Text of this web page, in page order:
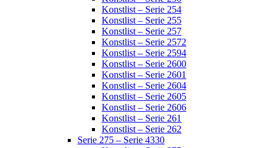
Konstlist – Serie 254
Konstlist – Serie 255
Konstlist – Serie 257
Konstlist – Serie 2572
Konstlist – Serie 2594
Konstlist – Serie 2600
Konstlist – Serie 2601
Konstlist – Serie 2604
Konstlist – Serie 2605
Konstlist – Serie 2606
Konstlist – Serie 261
Konstlist – Serie 262
Serie 275 – Serie 4330